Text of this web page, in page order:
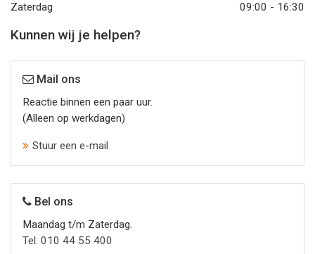
Zaterdag
09:00 - 16:30
Kunnen wij je helpen?
Mail ons
Reactie binnen een paar uur.
(Alleen op werkdagen)
Stuur een e-mail
Bel ons
Maandag t/m Zaterdag.
Tel: 010 44 55 400